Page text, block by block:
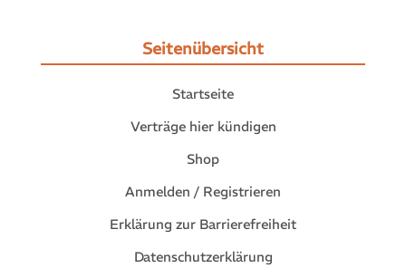
Seitenübersicht
Startseite
Verträge hier kündigen
Shop
Anmelden / Registrieren
Erklärung zur Barrierefreiheit
Datenschutzerklärung